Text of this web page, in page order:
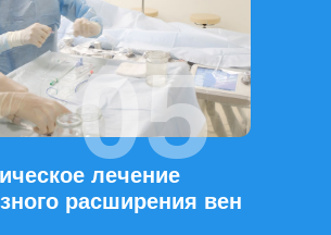
лечение
расширения вен
05